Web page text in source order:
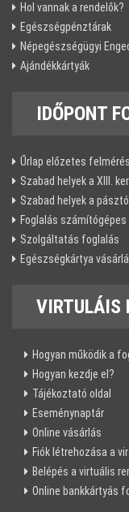
Hol vannak a rendelők?
Egészségpénztárak
Népegészségügyi
Ajándékkártyák
IDŐPONT
Űrlap előzetes
Szabad helyek a XIII.
Szabad helyek a
Foglalás
Szolgáltatás foglalás
Egészségkártya
VIRTULÁIS
Hogyan működik a
Hogyan kezdje el?
Tájékoztató oldal
Eseménynaptár
Online vásárlás
Fiók létrehozása a
Belépés a virtuális
Online bankkártyás